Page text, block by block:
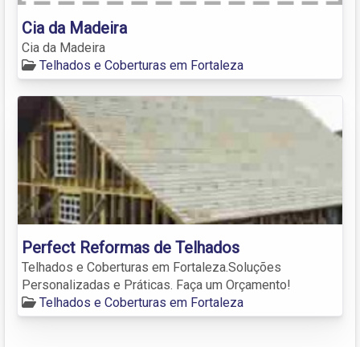
Cia da Madeira
Cia da Madeira
Telhados e Coberturas em Fortaleza
Perfect Reformas de Telhados
Telhados e Coberturas em Fortaleza.Soluções
Personalizadas e Práticas. Faça um Orçamento!
Telhados e Coberturas em Fortaleza